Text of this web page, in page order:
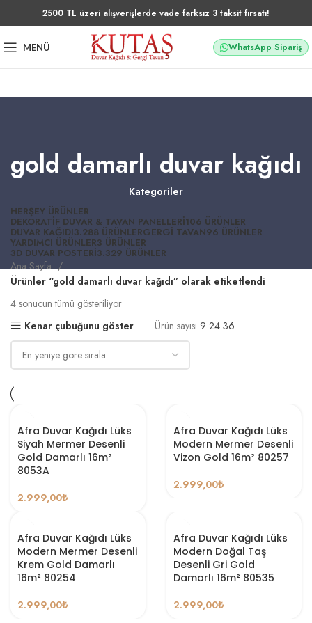
2500 TL üzeri alışverişlerde vade farksız 3 taksit fırsatı!
MENÜ WhatsApp Sipariş
gold damarlı duvar kağıdı
Kategoriler
HERŞEY ÜRÜNLER
DEKORATIF DUVAR & TAVAN PANELLERI106 ÜRÜNLER
DUVAR KAĞIDI3.288 ÜRÜNLERGERGI TAVAN96 ÜRÜNLER
YARDIMCI ÜRÜNLER3 ÜRÜNLER
3D DUVAR POSTERI3.329 ÜRÜNLER
Ana Sayfa
Ürünler “gold damarlı duvar kağıdı” olarak etiketlendi
4 sonucun tümü gösteriliyor
Kenar çubuğunu göster
Ürün sayısı 9 24 36
Afra Duvar Kağıdı Lüks
Siyah Mermer Desenli
Gold Damarlı 16m²
8053A
2.999,00₺
Afra Duvar Kağıdı Lüks
Modern Mermer Desenli
Vizon Gold 16m² 80257
2.999,00₺
Afra Duvar Kağıdı Lüks
Modern Mermer Desenli
Krem Gold Damarlı
16m² 80254
2.999,00₺
Afra Duvar Kağıdı Lüks
Modern Doğal Taş
Desenli Gri Gold
Damarlı 16m² 80535
2.999,00₺